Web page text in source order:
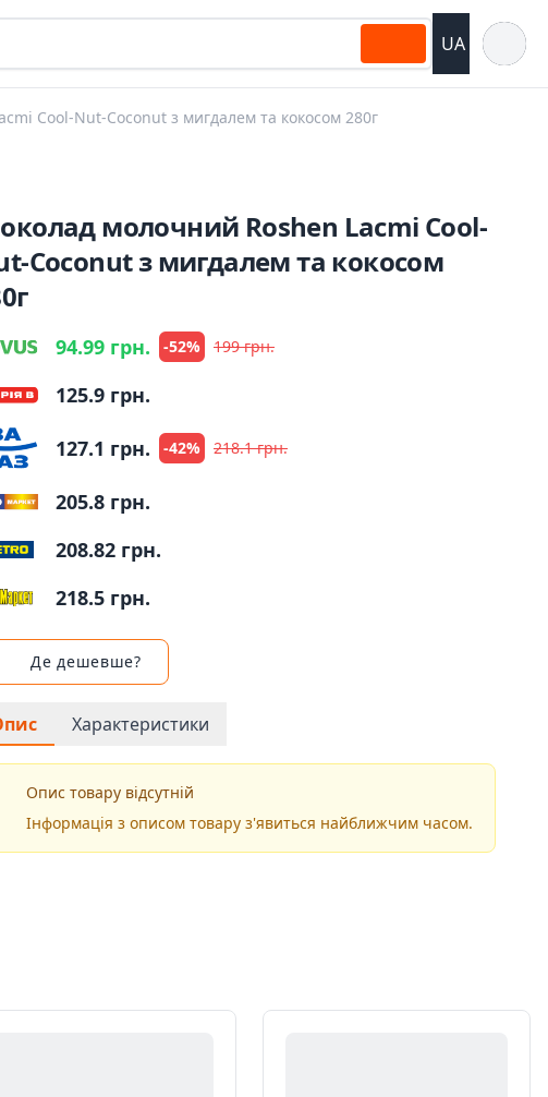
UA
Cool-Nut-Coconut з мигдалем та кокосом 280г
молочний Roshen Lacmi Cool-
Coconut з мигдалем та кокосом
94.99 грн. -52% 199 грн.
125.9 грн.
127.1 грн. -42% 218.1 грн.
205.8 грн.
208.82 грн.
218.5 грн.
Де дешевше?
Характеристики
Опис товару відсутній
Інформація з описом товару з'явиться найближчим часом.